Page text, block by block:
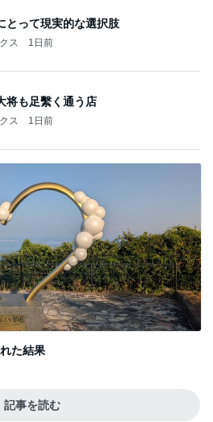
とって現実的な選択肢
ス 1日前
将も足繫く通う店
ス 1日前
た結果
記事を読む